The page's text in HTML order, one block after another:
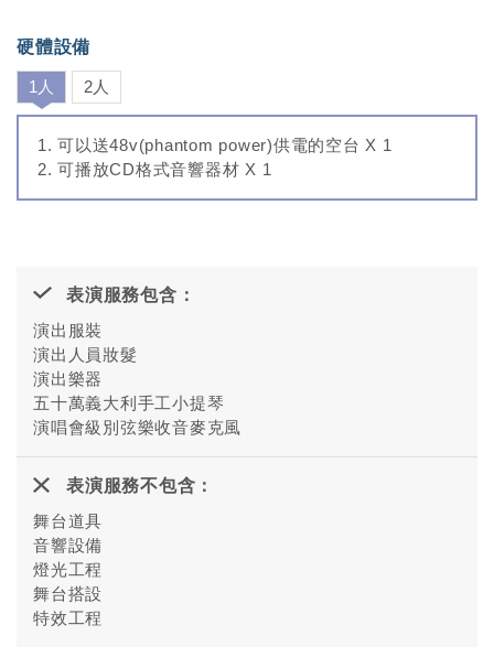
硬體設備
1人 2人
可以送48v(phantom power)供電的空台 X 1
可播放CD格式音響器材 X 1
表演服務包含：
演出服裝
演出人員妝髮
演出樂器
五十萬義大利手工小提琴
演唱會級別弦樂收音麥克風
表演服務不包含：
舞台道具
音響設備
燈光工程
舞台搭設
特效工程